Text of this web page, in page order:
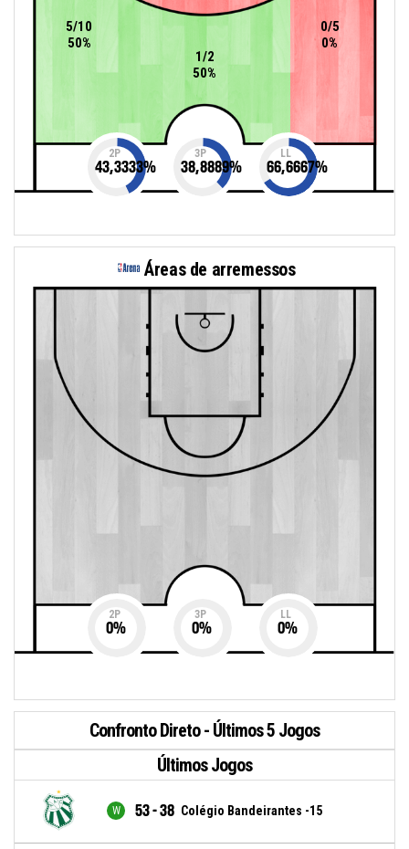
0/5
0%
5/10
50%
1/2
50%
2P
43,3333%
3P
38,8889%
LL
66,6667%
Áreas de arremessos
2P
0%
3P
0%
LL
0%
Confronto Direto - Últimos 5 Jogos
Últimos Jogos
53 - 38 Colégio Bandeirantes -15